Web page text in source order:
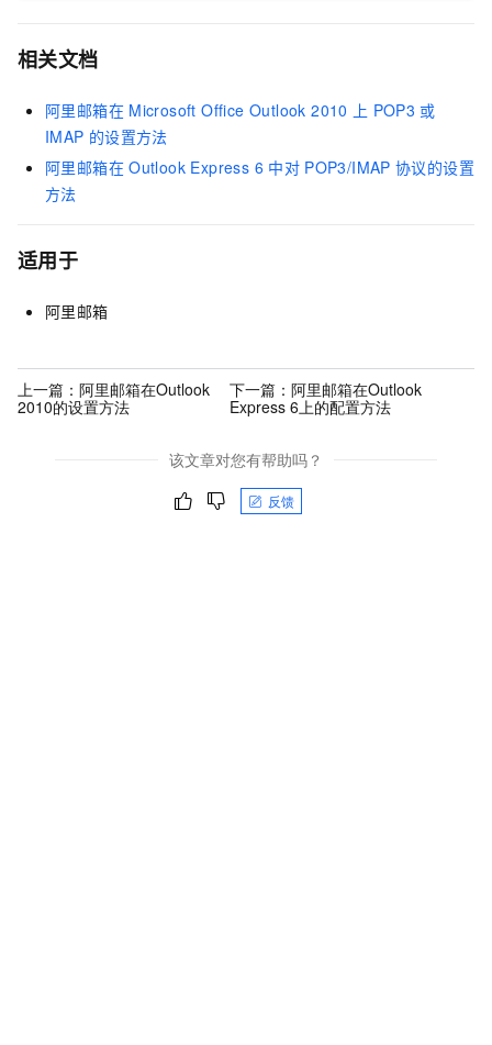
相关文档
阿里邮箱在 Microsoft Office Outlook 2010 上 POP3 或
IMAP 的设置方法
阿里邮箱在 Outlook Express 6 中对 POP3/IMAP 协议的设置
方法
适用于
阿里邮箱
上一篇： 阿里邮箱在Outlook
2010的设置方法
下一篇： 阿里邮箱在Outlook
Express 6上的配置方法
该文章对您有帮助吗？
反馈